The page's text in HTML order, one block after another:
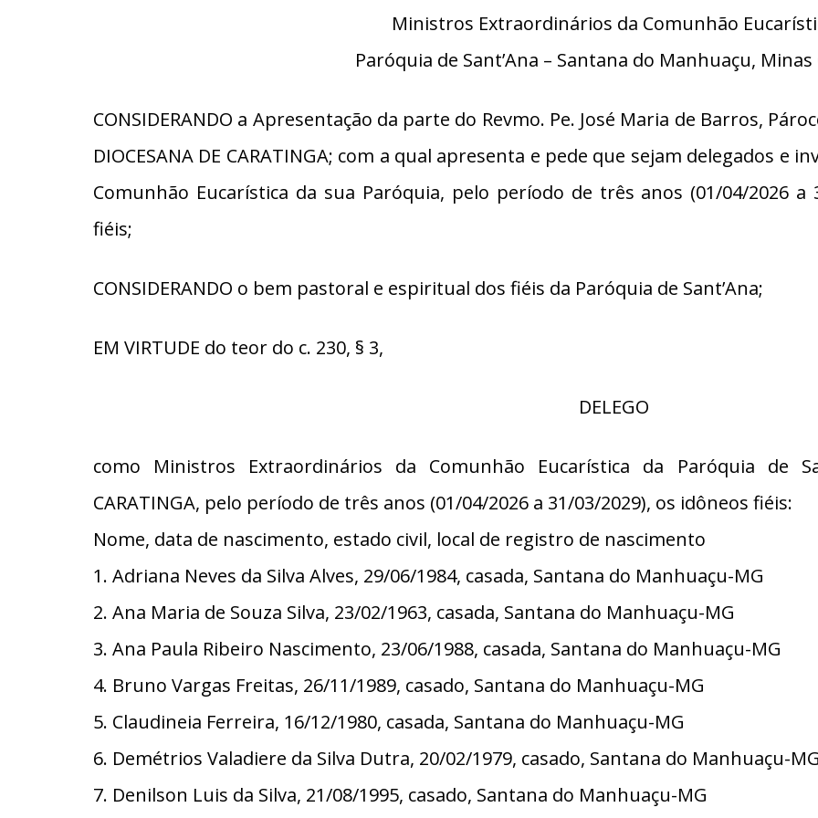
Ministros Extraordinários da Comunhão
Paróquia de Sant’Ana – Santana do Manhuaçu, Minas
CONSIDERANDO a Apresentação da parte do Revmo. Pe. José Maria de Barros,
DIOCESANA DE CARATINGA; com a qual apresenta e pede que sejam delegados
Comunhão Eucarística da sua Paróquia, pelo período de três anos (01/04/2026 a
fiéis;
CONSIDERANDO o bem pastoral e espiritual dos fiéis da Paróquia de Sant’Ana;
EM VIRTUDE do teor do c. 230, § 3,
DELEGO
como Ministros Extraordinários da Comunhão Eucarística da Paróquia de
CARATINGA, pelo período de três anos (01/04/2026 a 31/03/2029), os idôneos fiéis:
Nome, data de nascimento, estado civil, local de registro de nascimento
1. Adriana Neves da Silva Alves, 29/06/1984, casada, Santana do Manhuaçu-MG
2. Ana Maria de Souza Silva, 23/02/1963, casada, Santana do Manhuaçu-MG
3. Ana Paula Ribeiro Nascimento, 23/06/1988, casada, Santana do Manhuaçu-MG
4. Bruno Vargas Freitas, 26/11/1989, casado, Santana do Manhuaçu-MG
5. Claudineia Ferreira, 16/12/1980, casada, Santana do Manhuaçu-MG
6. Demétrios Valadiere da Silva Dutra, 20/02/1979, casado, Santana do Manhuaçu-MG
7. Denilson Luis da Silva, 21/08/1995, casado, Santana do Manhuaçu-MG